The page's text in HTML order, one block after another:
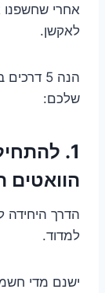
אחרי
לאקשן.
הנה 5
שלכם:
1.
הוואטים
הדרך היחידה
למדוד.
ישנם מדי